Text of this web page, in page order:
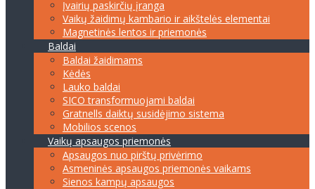
Įvairių paskirčių įranga
Vaikų žaidimų kambario ir aikštelės elementai
Magnetinės lentos ir priemonės
Baldai
Baldai žaidimams
Kėdės
Lauko baldai
SICO transformuojami baldai
Gratnells daiktų susidėjimo sistema
Mobilios scenos
Vaikų apsaugos priemonės
Apsaugos nuo pirštų privėrimo
Asmeninės apsaugos priemonės vaikams
Sienos kampų apsaugos